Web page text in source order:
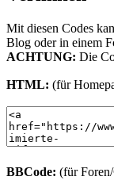
Mit diesen Codes
Blog oder in einem
ACHTUNG: Die
HTML: (für
BBCode: (für